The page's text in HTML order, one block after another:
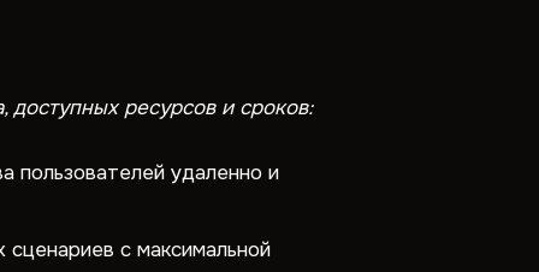
ресурсов и сроков:
пользователей удаленно и
с максимальной